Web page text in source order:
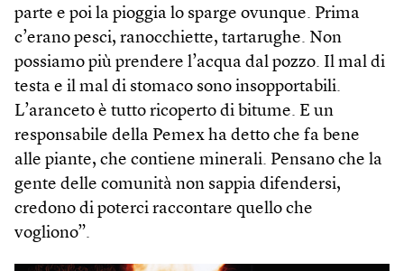
parte e poi la pioggia lo sparge ovunque. Prima
c’erano pesci, ranocchiette, tartarughe. Non
possiamo più prendere l’acqua dal pozzo. Il mal di
testa e il mal di stomaco sono insopportabili.
L’aranceto è tutto ricoperto di bitume. E un
responsabile della Pemex ha detto che fa bene
alle piante, che contiene minerali. Pensano che la
gente delle comunità non sappia difendersi,
credono di poterci raccontare quello che
vogliono”.